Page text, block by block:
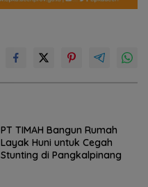
PT TIMAH Bangun Rumah
Layak Huni untuk Cegah
Stunting di Pangkalpinang